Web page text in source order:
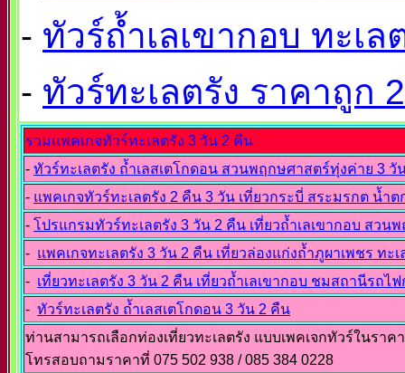
- ทัวร์ถ้ำเลเขากอบ ทะเ
- ทัวร์ทะเลตรัง ราคาถูก
รวมแพคเกจทัวร์ทะเลตรัง 3 วัน 2 คืน
- ทัวร์ทะเลตรัง ถ้ำเลสเตโกดอน สวนพฤกษศาสตร์ทุ่งค่าย 3 วั
- แพคเกจทัวร์ทะเลตรัง 2 คืน 3 วัน เที่ยวกระบี่ สระมรกต น้ำต
- โปรแกรมทัวร์ทะเลตรัง 3 วัน 2 คืน เที่ยวถ้ำเลเขากอบ สวน
- แพคเกจทะเลตรัง 3 วัน 2 คืน เที่ยวล่องแก่งถ้ำภูผาเพชร ทะเ
- เที่ยวทะเลตรัง 3 วัน 2 คืน เที่ยวถ้ำเลเขากอบ ชมสถานีรถไ
- ทัวร์ทะเลตรัง ถ้ำเลสเตโกดอน 3 วัน 2 คืน
ท่านสามารถเลือกท่องเที่ยวทะเลตรัง แบบเพคเจกทัวร์ในรา
โทรสอบถามราคาที่ 075 502 938 / 085 384 0228